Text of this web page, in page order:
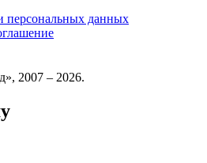
персональных данных
2007 – 2026.